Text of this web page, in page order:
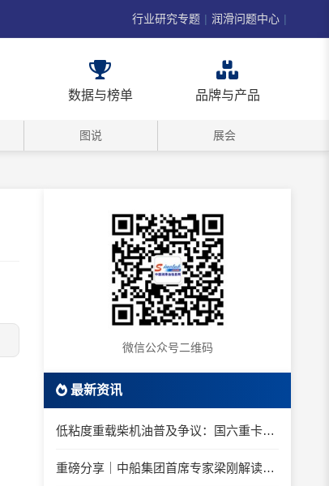
行业研究专题 | 润滑问题中心 |
数据与榜单 品牌与产品
图说 展会
微信公众号二维码
最新资讯
低粘度重载柴机油普及争议：国六重卡长期山区重载工况是否适合0W-20柴油机油？
重磅分享｜中船集团首席专家梁刚解读船舶动力润滑需求